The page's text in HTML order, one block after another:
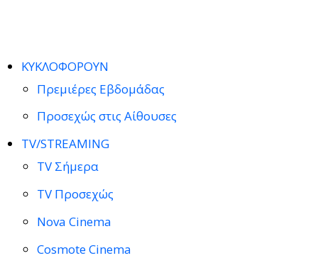
ΚΥΚΛΟΦΟΡΟΥΝ
Πρεμιέρες Εβδομάδας
Προσεχώς στις Αίθουσες
TV/STREAMING
TV Σήμερα
TV Προσεχώς
Nova Cinema
Cosmote Cinema